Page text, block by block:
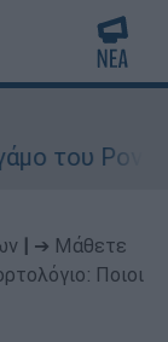
Ρονάλντο
➔ Μάθετε
Ποιοι